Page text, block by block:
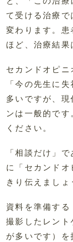
て受ける治療
変わります。
ほど、治療結果
セカンドオピ
「今の先生に
多いですが、
ンは一般的で
ください。
「相談だけ」
に「セカンド
きり伝えましょ
資料を準備す
撮影したレン
が多いです）